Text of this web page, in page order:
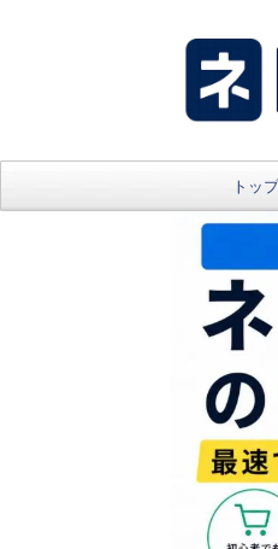
トッ